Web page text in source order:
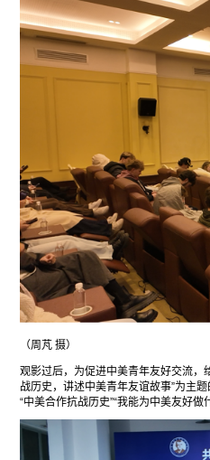
（周芃 摄）
观影过后，为促进中美青年友好交流，
战历史，讲述中美青年友谊故事”为主
“中美合作抗战历史”“我能为中美友好